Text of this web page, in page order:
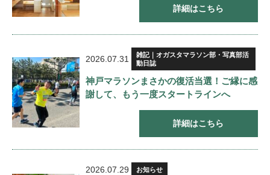
詳細はこちら
2026.07.31
雑記｜オガスタマラソン部・写真部活
動日誌
神戸マラソンまさかの復活当選！ご縁に感
謝して、もう一度スタートラインへ
詳細はこちら
2026.07.29 お知らせ